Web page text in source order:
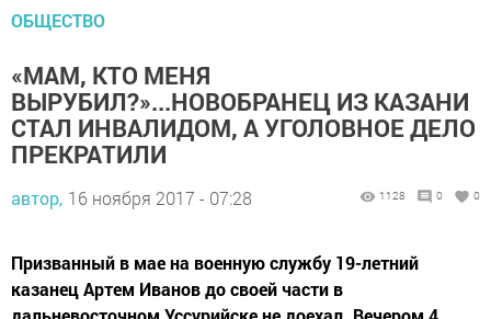
ОБЩЕСТВО
«МАМ, КТО МЕНЯ
ВЫРУБИЛ?»...НОВОБРАНЕЦ ИЗ КАЗАНИ
СТАЛ ИНВАЛИДОМ, А УГОЛОВНОЕ ДЕЛО
ПРЕКРАТИЛИ
автор, 16 ноября 2017 - 07:28 1128 0 0
Призванный в мае на военную службу 19-летний
казанец Артем Иванов до своей части в